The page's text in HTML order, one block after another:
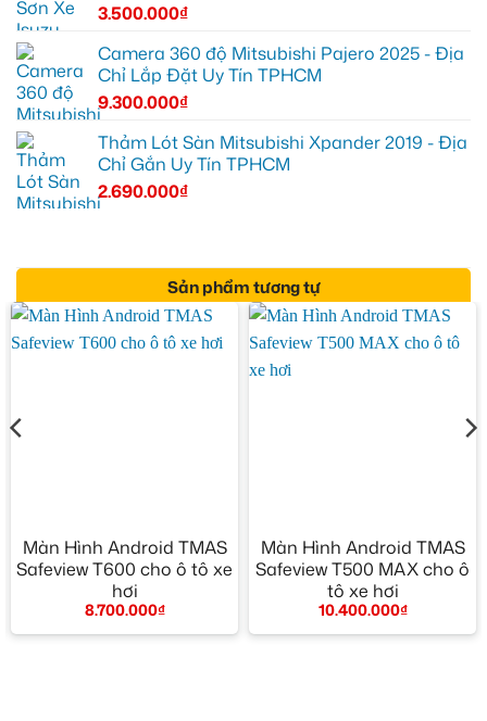
3.500.000₫
Camera 360 độ Mitsubishi Pajero 2025 - Địa
Chỉ Lắp Đặt Uy Tín TPHCM
9.300.000₫
Thảm Lót Sàn Mitsubishi Xpander 2019 - Địa
Chỉ Gắn Uy Tín TPHCM
2.690.000₫
Sản phẩm tương tự
Màn Hình Android TMAS
Safeview T600 cho ô tô xe
hơi
8.700.000₫
Màn Hình Android TMAS
Safeview T500 MAX cho ô
tô xe hơi
10.400.000₫